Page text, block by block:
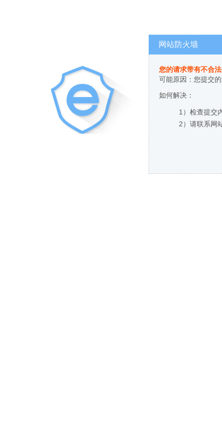
网站防火墙
您的请求带有不合
可能原因：您提交
如何解决：
1）检查提交
2）请联系网